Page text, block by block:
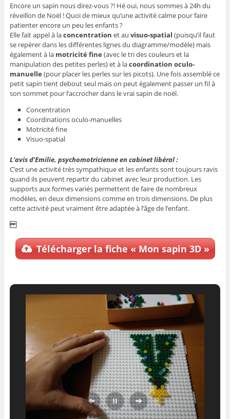
Encore un sapin nous direz-vous ?! Hé oui, nous sommes à 24h du
réveillon de Noël ! Quoi de mieux qu’une activité calme pour faire
patienter encore un peu les enfants ?
Elle fait appel à laconcentration et au visuo-spatial (puisqu’il faut
se repérer dans les différentes lignes du diagramme/modèle) mais
également à la motricité fine (avec le tri des couleurs et la
manipulation des petites perles) et à lacoordination oculo-
manuelle (pour placer les perles sur les picots). Une fois assemblé ce
petit sapin tient debout seul mais on peut également passer un fil à
son sommet pour l’accrocher dans le vrai sapin de noël.
Concentration
Coordinations oculo-manuelles
Motricité fine
Visuo-spatial
L’avis d’Emilie, psychomotricienne en cabinet libéral :
C’est une activité très sympathique et les enfants sont toujours ravis
quand ils peuvent repartir du cabinet avec leur production. Les
supports aux formes variés permettent de faire de nombreux
modèles, en deux dimensions comme en trois dimensions. De plus
cette activité peut vraiment être adaptée à l’âge de l’enfant.
Télécharger la fiche « Mon sapin 3D »